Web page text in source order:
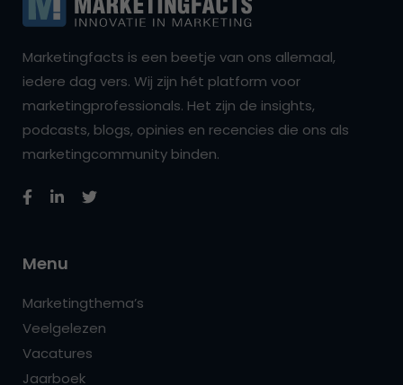
Marketingfacts is een beetje van ons allemaal,
iedere dag vers. Wij zijn hét platform voor
marketingprofessionals. Het zijn de insights,
podcasts, blogs, opinies en recencies die ons als
marketingcommunity binden.
Menu
Marketingthema’s
Veelgelezen
Vacatures
Jaarboek